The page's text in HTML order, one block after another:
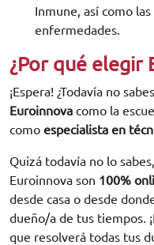
Inmune, así como
enfermedades.
¿Por qué elegir
¡Espera! ¿Todavía no sabes
Euroinnova como la
como especialista en
Quizá todavía no lo
Euroinnova son 100%
desde casa o desde
dueño/a de tus tiempos.
que resolverá todas tus